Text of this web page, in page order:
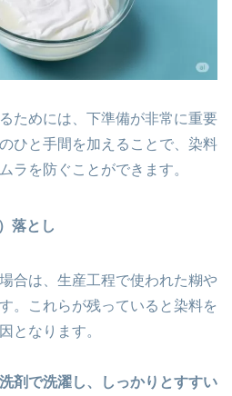
ためには、下準備が非常に重要
ひと手間を加えることで、染料
ラを防ぐことができます。
落とし
合は、生産工程で使われた糊や
。これらが残っていると染料を
となります。
剤で洗濯し、しっかりとすすい